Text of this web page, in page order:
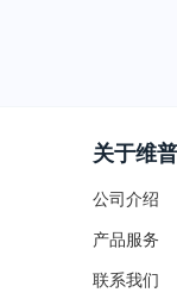
关于维普
公司介绍
产品服务
联系我们